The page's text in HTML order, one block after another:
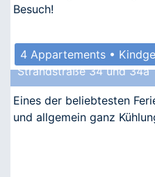
Besuch!
4 Appartements •
Strandstraße 34 und 34a
Eines der beliebtesten
und allgemein ganz